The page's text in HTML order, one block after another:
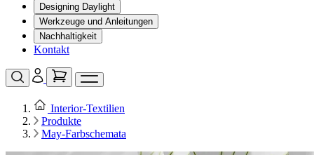
Designing Daylight
Werkzeuge und Anleitungen
Nachhaltigkeit
Kontakt
Interior‑Textilien
Produkte
May-Farbschemata